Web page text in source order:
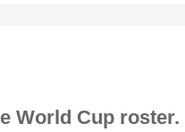
World Cup roster.